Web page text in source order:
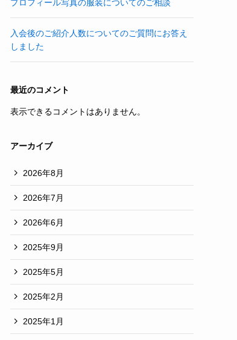
プロフィール写真の服装についてのご相談
入会後のご紹介人数についてのご質問にお答え
しました
最近のコメント
表示できるコメントはありません。
アーカイブ
2026年8月
2026年7月
2026年6月
2025年9月
2025年5月
2025年2月
2025年1月